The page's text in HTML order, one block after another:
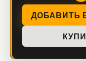
ДОБАВИТЬ